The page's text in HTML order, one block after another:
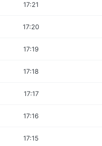
17:21
17:20
17:19
17:18
17:17
17:16
17:15